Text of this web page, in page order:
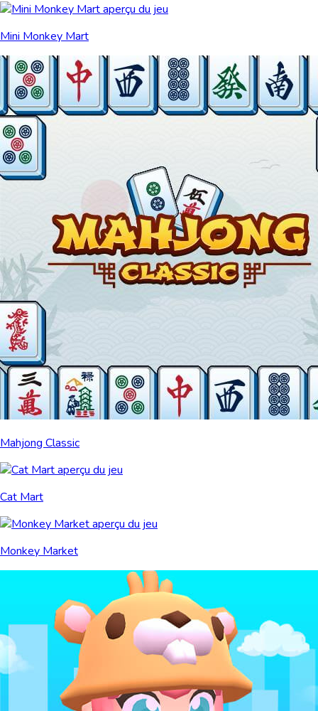
Mini Monkey Mart
Mahjong Classic
Cat Mart
Monkey Market